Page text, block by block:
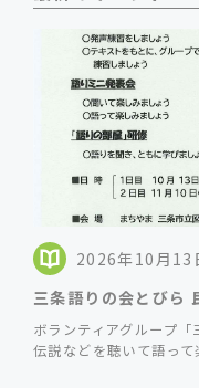
2026年10月13
三条語りの会とびら
ボランティアグループ
伝説などを聴いて語って